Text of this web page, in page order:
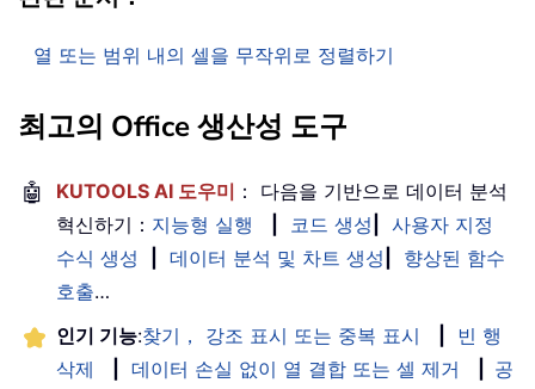
열 또는 범위 내의 셀을 무작위로 정렬하기
최고의 Office 생산성 도구
🤖 KUTOOLS AI 도우미 ： 다음을 기반으로 데이터 분석
혁신하기： 지능형 실행 코드 생성
사용자 지정
수식 생성
데이터 분석 및 차트 생성
향상된 함수
호출…
인기 기능:찾기， 강조 표시 또는 중복 표시
빈 행
삭제
데이터 손실 없이 열 결합 또는 셀 제거
공